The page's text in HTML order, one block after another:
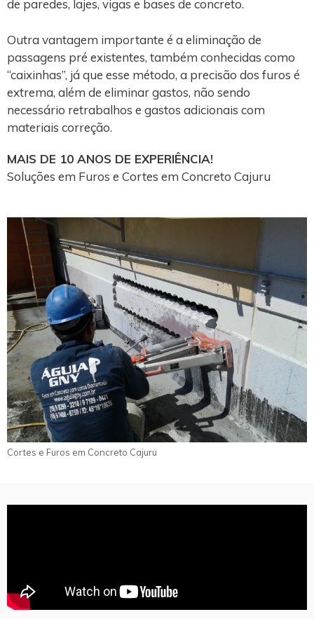
de paredes, lajes, vigas e bases de concreto.
Outra vantagem importante é a eliminação de
passagens pré existentes, também conhecidas como
“caixinhas”, já que esse método, a precisão dos furos é
extrema, além de eliminar gastos, não sendo
necessário retrabalhos e gastos adicionais com
materiais correção.
MAIS DE 10 ANOS DE EXPERIÊNCIA!
Soluções em Furos e Cortes em Concreto Cajuru
Cortes e Furos em Concreto Cajuru